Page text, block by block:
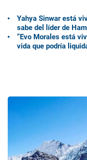
Yahya Sinwar está
sabe del líder de
“Evo Morales está
vida que podría